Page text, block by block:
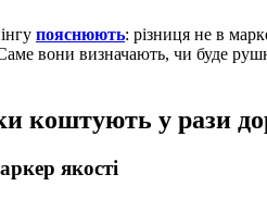
пояснюють: різниця не в
вони визначають, чи буде
коштують у рази
якості